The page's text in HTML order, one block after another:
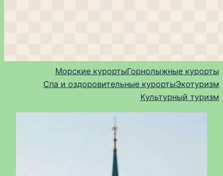
Морские курортыГорнолыжные курорты
Спа и оздоровительные курортыЭкотуризм
Культурный туризм